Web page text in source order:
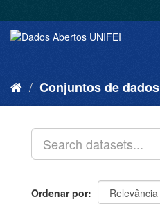
Conjuntos de dados
Ordenar por